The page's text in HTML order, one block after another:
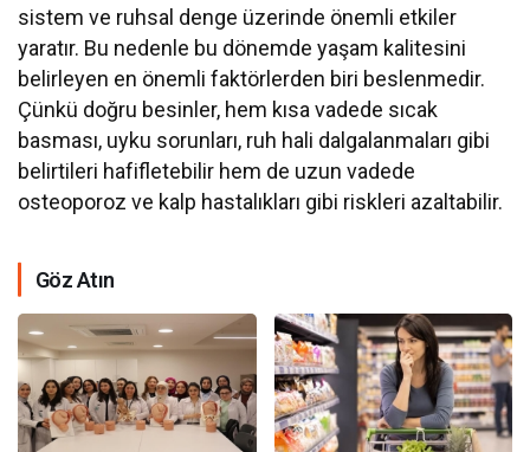
sistem ve ruhsal denge üzerinde önemli etkiler
yaratır. Bu nedenle bu dönemde yaşam kalitesini
belirleyen en önemli faktörlerden biri beslenmedir.
Çünkü doğru besinler, hem kısa vadede sıcak
basması, uyku sorunları, ruh hali dalgalanmaları gibi
belirtileri hafifletebilir hem de uzun vadede
osteoporoz ve kalp hastalıkları gibi riskleri azaltabilir.
Göz Atın